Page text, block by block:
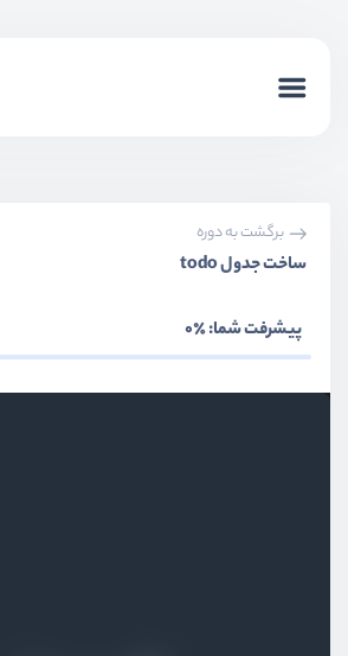
برگشت به دوره
ساخت جدول todo
پیشرفت شما:٪0